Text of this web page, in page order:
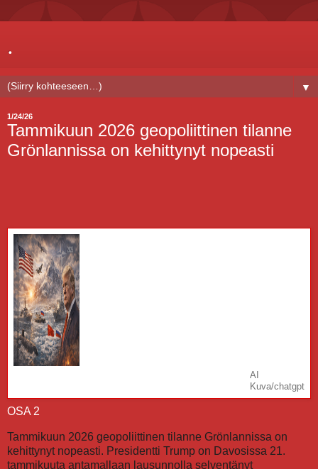
.
▼
1/24/26
Tammikuun 2026 geopoliittinen tilanne
Grönlannissa on kehittynyt nopeasti
AI
Kuva/chatgpt
OSA 2
Tammikuun 2026 geopoliittinen tilanne Grönlannissa on
kehittynyt nopeasti. Presidentti Trump on Davosissa 21.
tammikuuta antamallaan lausunnolla selventänyt